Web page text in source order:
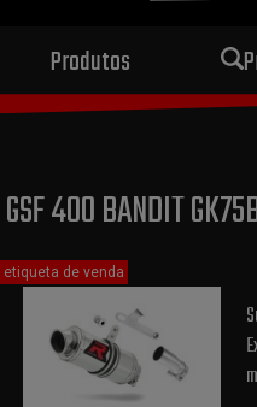
Produtos
GSF 400 BANDIT
etiqueta de venda